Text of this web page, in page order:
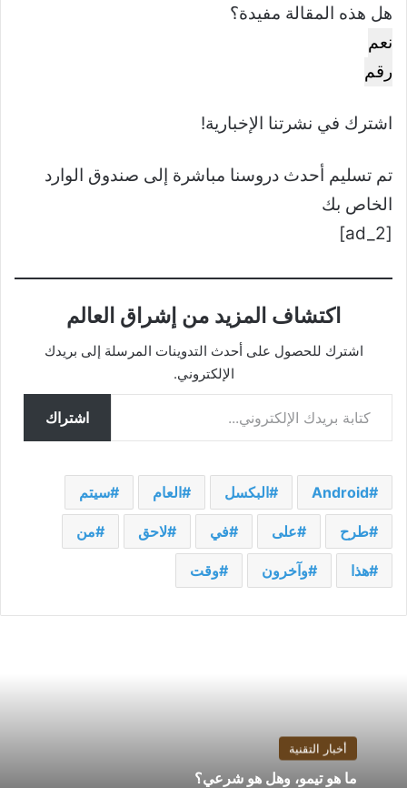
هل هذه المقالة مفيدة؟
نعم
رقم
اشترك في نشرتنا الإخبارية!
تم تسليم أحدث دروسنا مباشرة إلى صندوق الوارد
الخاص بك
[ad_2]
اكتشاف المزيد من إشراق العالم
اشترك للحصول على أحدث التدوينات المرسلة إلى بريدك
الإلكتروني.
كتابة بريدك الإلكتروني...
اشتراك
Android البكسل العام سيتم
طرح على في لاحق من
هذا وآخرون وقت
أخبار التقنية
ما هو تيمو، وهل هو شرعي؟